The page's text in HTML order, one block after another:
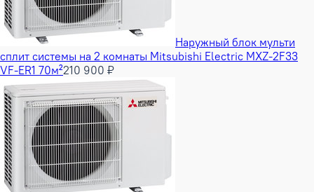
Наружный блок мульти
сплит системы на 2 комнаты Mitsubishi Electric MXZ-2F33
VF-ER1 70м²210 900 ₽